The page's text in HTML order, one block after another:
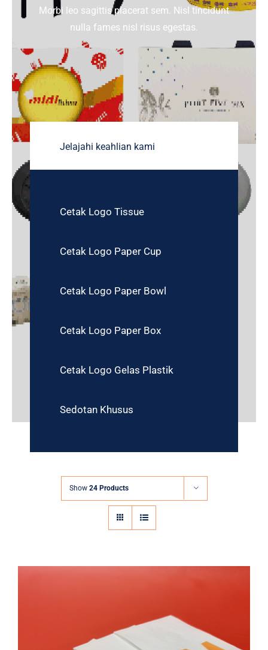
TENTANG HOREKA
HUBUNGI KAMI
Morbi leo sagittis placerat sem. Nisl tincidunt
nulla fames nisl risus egestas.
Jelajahi keahlian kami
Cetak Logo Tissue
Cetak Logo Paper Cup
Cetak Logo Paper Bowl
Cetak Logo Paper Box
Cetak Logo Gelas Plastik
Sedotan Khusus
Show 24 Products